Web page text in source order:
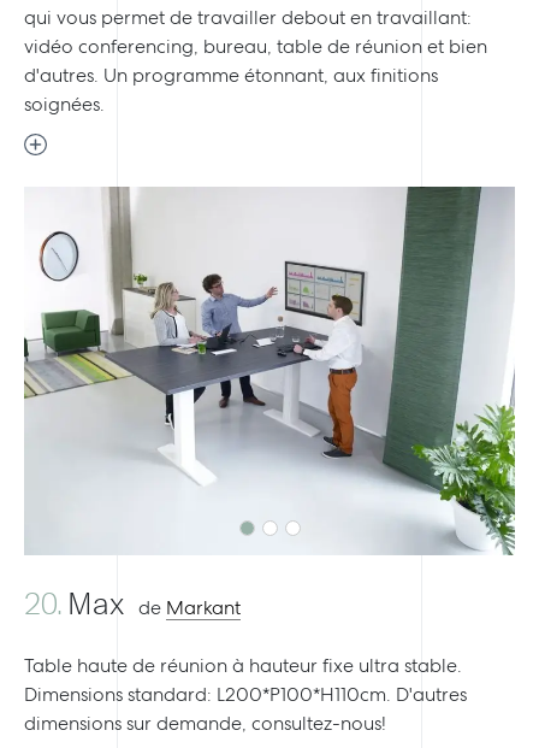
qui vous permet de travailler debout en travaillant:
vidéo conferencing, bureau, table de réunion et bien
d'autres. Un programme étonnant, aux finitions
soignées.
Previous
20. Max de Markant
Table haute de réunion à hauteur fixe ultra stable.
Dimensions standard: L200*P100*H110cm. D'autres
dimensions sur demande, consultez-nous!